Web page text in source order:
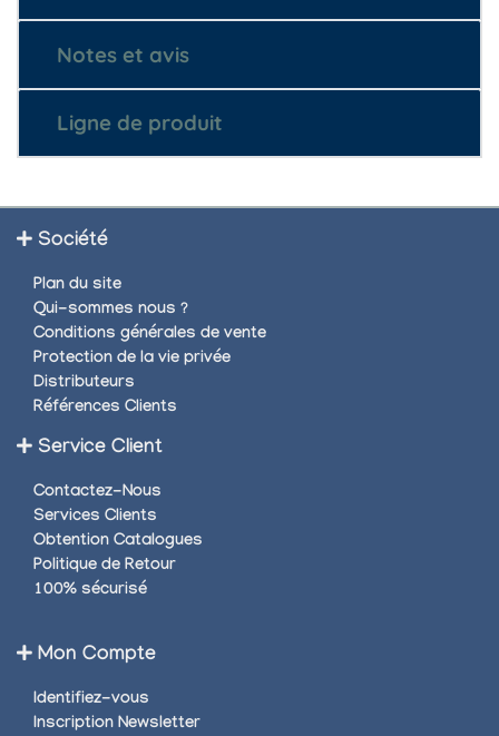
Notes et avis
Ligne de produit
Société
Plan du site
Qui-sommes nous ?
Conditions générales de vente
Protection de la vie privée
Distributeurs
Références Clients
Service Client
Contactez-Nous
Services Clients
Obtention Catalogues
Politique de Retour
100% sécurisé
Mon Compte
Identifiez-vous
Inscription Newsletter